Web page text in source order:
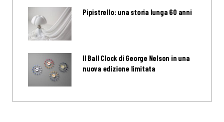
Pipistrello: una storia lunga 60 anni
Il Ball Clock di George Nelson in una
nuova edizione limitata